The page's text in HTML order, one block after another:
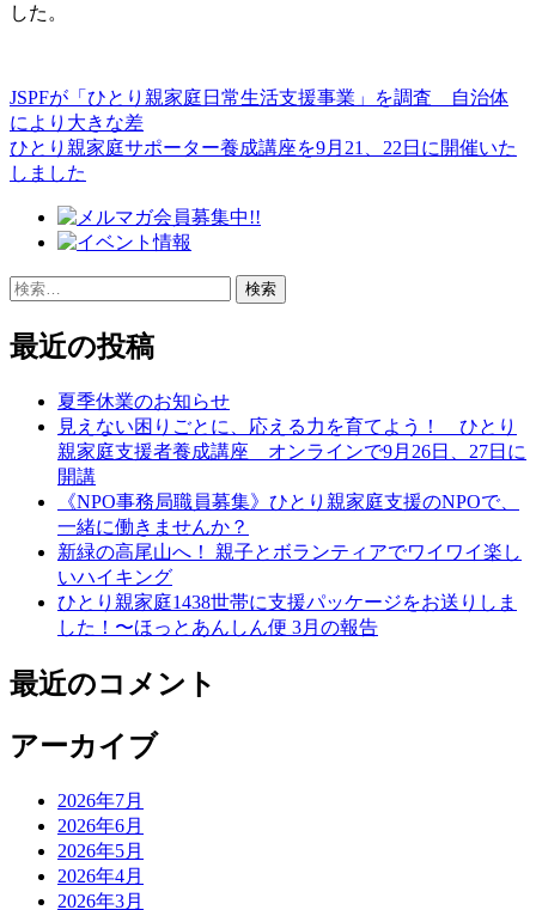
した。
投
稿
ナ
ー
シ
JSPFが「ひとり親家庭日常生活支援事業」を調査 自治体
により大きな差
ひとり親家庭サポーター養成講座を9月21、22日に開催いた
しました
検
最近の投稿
夏季休業のお知らせ
見えない困りごとに、応える力を育てよう！ ひとり
親家庭支援者養成講座 オンラインで9月26日、27日に
開講
《NPO事務局職員募集》ひとり親家庭支援のNPOで、
一緒に働きませんか？
新緑の高尾山へ！ 親子とボランティアでワイワイ楽し
いハイキング
ひとり親家庭1438世帯に支援パッケージをお送りしま
した！〜ほっとあんしん便 3月の報告
最近のコメント
アーカイブ
2026年7月
2026年6月
2026年5月
2026年4月
2026年3月